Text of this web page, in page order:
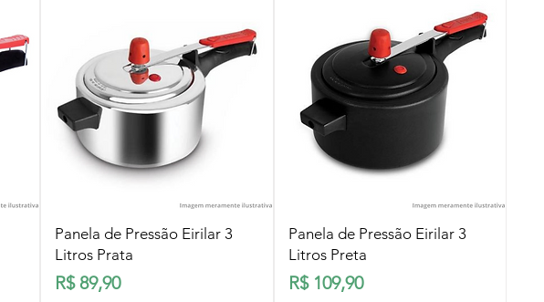
Visualização rápida
Panela de Pressão Eirilar 3
Litros Prata
Preço
R$ 89,90
Visualização rápida
Panela de Pressão Eirilar 3
Litros Preta
Preço
R$ 109,90